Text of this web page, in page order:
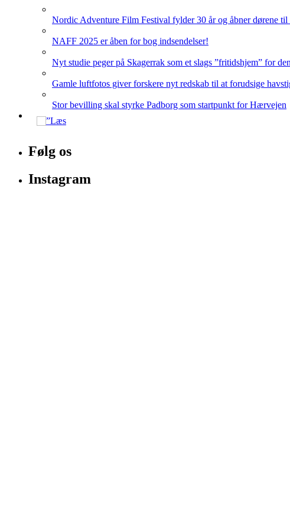
Nordic Adventure Film Festival fylder 30 år og åbner dørene til
NAFF 2025 er åben for bog indsendelser!
Nyt studie peger på Skagerrak som et slags ”fritidshjem” for
Gamle luftfotos giver forskere nyt redskab til at forudsige
Stor bevilling skal styrke Padborg som startpunkt for Hærvejen
Følg os
Instagram